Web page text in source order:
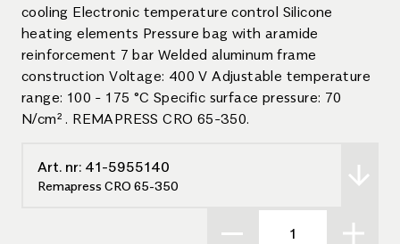
cooling Electronic temperature control Silicone
heating elements Pressure bag with aramide
reinforcement 7 bar Welded aluminum frame
construction Voltage: 400 V Adjustable temperature
range: 100 - 175 °C Specific surface pressure: 70
N/cm² . REMAPRESS CRO 65-350.
Art. nr: 41-5955140
Remapress CRO 65-350